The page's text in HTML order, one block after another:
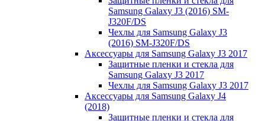
Samsung Galaxy J3 (2016) SM-
J320F/DS
Чехлы для Samsung Galaxy J3
(2016) SM-J320F/DS
Аксессуары для Samsung Galaxy J3 2017
Защитные пленки и стекла для
Samsung Galaxy J3 2017
Чехлы для Samsung Galaxy J3 2017
Аксессуары для Samsung Galaxy J4
(2018)
Защитные пленки и стекла для